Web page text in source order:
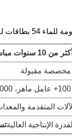
أكثر من 10 سنوات